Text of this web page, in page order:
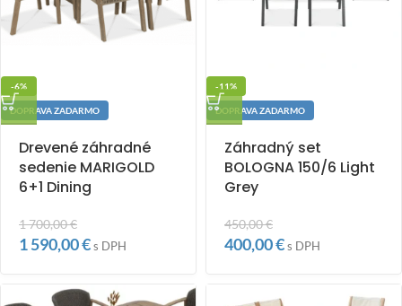
-6%
DOPRAVA ZADARMO
Drevené záhradné
sedenie MARIGOLD
6+1 Dining
1 700,00€
1 590,00€s DPH
-11%
DOPRAVA ZADARMO
Záhradný set
BOLOGNA 150/6 Light
Grey
450,00€
400,00€s DPH